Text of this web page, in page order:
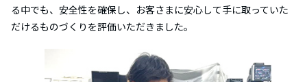
る中でも、安全性を確保し、お客さまに安心して手に取っていた
だけるものづくりを評価いただきました。